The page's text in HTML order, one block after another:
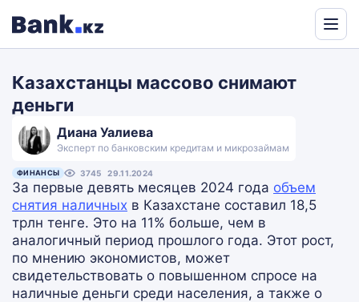
Translate
Казахстанцы массово снимают
деньги
Диана Уалиева
Эксперт по банковским кредитам и микрозаймам
ФИНАНСЫ 3745 29.11.2024
За первые девять месяцев 2024 года объем
снятия наличных в Казахстане составил 18,5
трлн тенге. Это на 11% больше, чем в
аналогичный период прошлого года. Этот рост,
по мнению экономистов, может
свидетельствовать о повышенном спросе на
наличные деньги среди населения, а также о